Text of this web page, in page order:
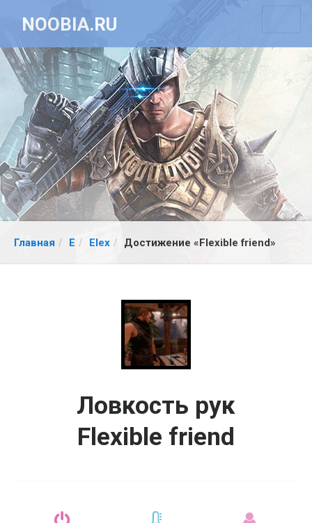
NOOBIA.RU
Главная E Elex Достижение «Flexible friend»
Ловкость рук
Flexible friend